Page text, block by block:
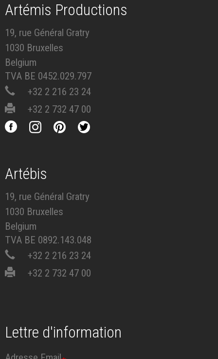
Artémis Productions
19, rue Général Gratry
1030 Bruxelles
Belgium
TVA BE 0452.029.797
+32 2 216 23 24
+32 2 732 47 00
Artébis
19, rue Général Gratry
1030 Bruxelles
Belgium
TVA BE 0892.143.048
+32 2 216 23 24
+32 2 732 47 00
Lettre d'information